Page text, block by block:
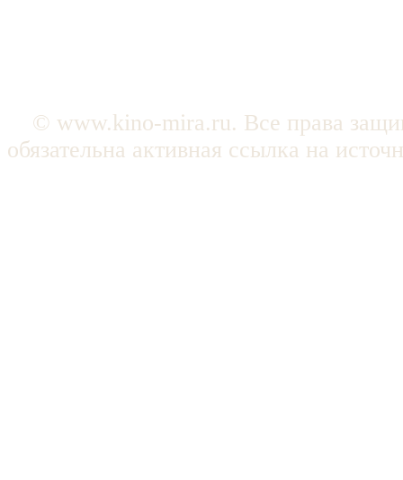
© www.kino-mira.ru. Все права
обязательна активная ссылка на